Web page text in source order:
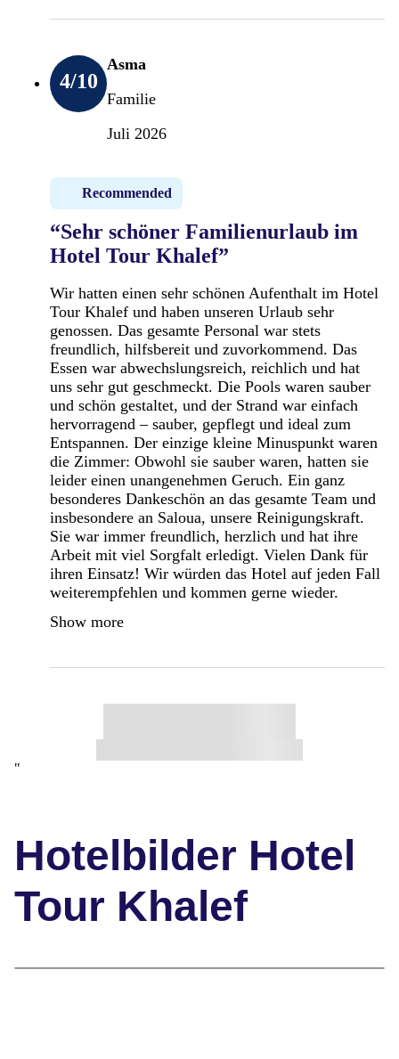
4/10
Asma
Familie
Juli 2026
Recommended
“Sehr schöner Familienurlaub im
Hotel Tour Khalef”
Wir hatten einen sehr schönen Aufenthalt im Hotel
Tour Khalef und haben unseren Urlaub sehr
genossen. Das gesamte Personal war stets
freundlich, hilfsbereit und zuvorkommend. Das
Essen war abwechslungsreich, reichlich und hat
uns sehr gut geschmeckt. Die Pools waren sauber
und schön gestaltet, und der Strand war einfach
hervorragend – sauber, gepflegt und ideal zum
Entspannen. Der einzige kleine Minuspunkt waren
die Zimmer: Obwohl sie sauber waren, hatten sie
leider einen unangenehmen Geruch. Ein ganz
besonderes Dankeschön an das gesamte Team und
insbesondere an Saloua, unsere Reinigungskraft.
Sie war immer freundlich, herzlich und hat ihre
Arbeit mit viel Sorgfalt erledigt. Vielen Dank für
ihren Einsatz! Wir würden das Hotel auf jeden Fall
weiterempfehlen und kommen gerne wieder.
Show more
"
Hotelbilder Hotel
Tour Khalef